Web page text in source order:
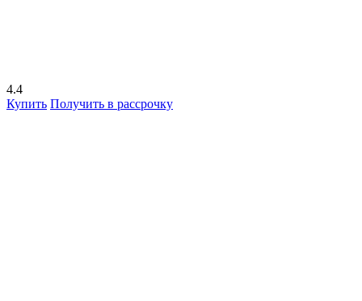
4.4
Купить Получить в рассрочку